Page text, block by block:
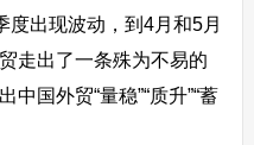
出现波动，到4月和5月
走出了一条殊为不易的
国外贸“量稳”“质升”“蓄